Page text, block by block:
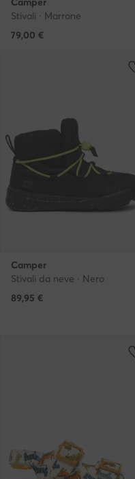
Stivali · Marrone
79,00 €
Camper
Stivali da neve · Nero
89,95 €